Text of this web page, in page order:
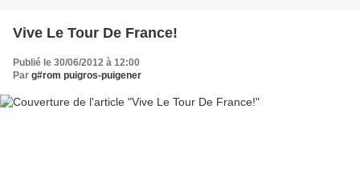
Vive Le Tour De France!
Publié le 30/06/2012 à 12:00
Par g#rom puigros-puigener